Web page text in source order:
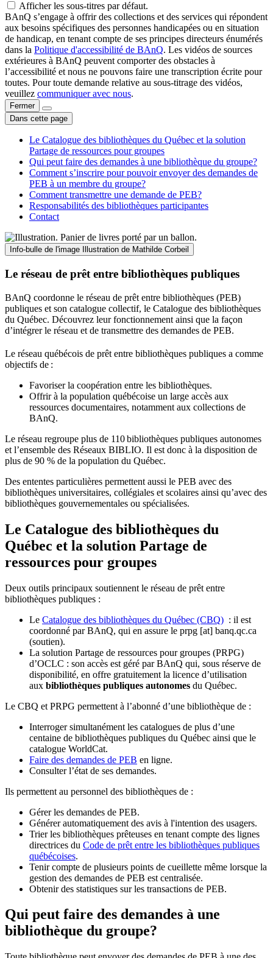
Afficher les sous-titres par défaut.
BAnQ s’engage à offrir des collections et des services qui répondent
aux besoins spécifiques des personnes handicapées ou en situation
de handicap, en tenant compte de ses principes directeurs énumérés
dans la Politique d'accessibilité de BAnQ. Les vidéos de sources
extérieures à BAnQ peuvent comporter des obstacles à
l’accessibilité et nous ne pouvons faire une transcription écrite pour
toutes. Pour toute demande relative au sous-titrage des vidéos,
veuillez communiquer avec nous.
Fermer
Dans cette page
Le Catalogue des bibliothèques du Québec et la solution
Partage de ressources pour groupes
Qui peut faire des demandes à une bibliothèque du groupe?
Comment s’inscrire pour pouvoir envoyer des demandes de
PEB à un membre du groupe?
Comment transmettre une demande de PEB?
Responsabilités des bibliothèques participantes
Contact
Info-bulle de l'image Illustration de Mathilde Corbeil
Le réseau de prêt entre bibliothèques publiques
BAnQ coordonne le réseau de prêt entre bibliothèques (PEB)
publiques et son catalogue collectif, le Catalogue des bibliothèques
du Québec. Découvrez leur fonctionnement ainsi que la façon
d’intégrer le réseau et de transmettre des demandes de PEB.
Le réseau québécois de prêt entre bibliothèques publiques a comme
objectifs de :
Favoriser la coopération entre les bibliothèques.
Offrir à la population québécoise un large accès aux
ressources documentaires, notamment aux collections de
BAnQ.
Le réseau regroupe plus de 110bibliothèques publiques autonomes
et l’ensemble des Réseaux BIBLIO. Il est donc à la disposition de
plus de 90 % de la population du Québec.
Des ententes particulières permettent aussi le PEB avec des
bibliothèques universitaires, collégiales et scolaires ainsi qu’avec des
bibliothèques gouvernementales ou spécialisées.
Le Catalogue des bibliothèques du
Québec et la solution Partage de
ressources pour groupes
Deux outils principaux soutiennent le réseau de prêt entre
bibliothèques publiques :
Le Catalogue des bibliothèques du Québec (CBQ) : il est
coordonné par BAnQ, qui en assure le prpg [at] banq.qc.ca
(soutien).
La solution Partage de ressources pour groupes (PRPG)
d’OCLC : son accès est géré par BAnQ qui, sous réserve de
disponibilité, en offre gratuitement la licence d’utilisation
aux bibliothèques publiques autonomes du Québec.
Le CBQ et PRPG permettent à l’abonné d’une bibliothèque de :
Interroger simultanément les catalogues de plus d’une
centaine de bibliothèques publiques du Québec ainsi que le
catalogue WorldCat.
Faire des demandes de PEB en ligne.
Consulter l’état de ses demandes.
Ils permettent au personnel des bibliothèques de :
Gérer les demandes de PEB.
Générer automatiquement des avis à l'intention des usagers.
Trier les bibliothèques prêteuses en tenant compte des lignes
directrices du Code de prêt entre les bibliothèques publiques
québécoises.
Tenir compte de plusieurs points de cueillette même lorsque la
gestion des demandes de PEB est centralisée.
Obtenir des statistiques sur les transactions de PEB.
Qui peut faire des demandes à une
bibliothèque du groupe?